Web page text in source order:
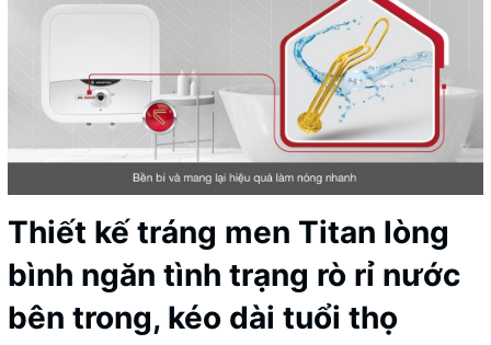
Thiết kế tráng men Titan lòng
bình ngăn tình trạng rò rỉ nước
bên trong, kéo dài tuổi thọ